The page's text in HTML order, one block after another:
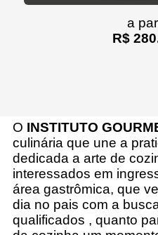
a
R$
O INSTITUTO
culinária que une a
dedicada a arte de
interessados em
área gastrômica, que
dia no pais com a
qualificados , quanto